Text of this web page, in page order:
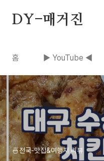
DY-매거진
홈 ▶ YouTube ◀
🍜전국-맛집&여행지 리뷰